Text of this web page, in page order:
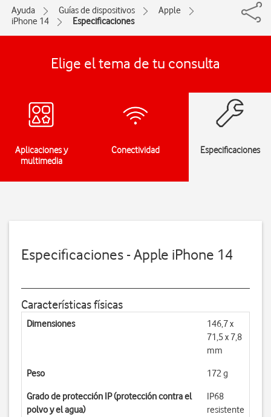
Ayuda Guías de dispositivos
Apple
iPhone 14
Especificaciones
Elige el tema de tu consulta
Aplicaciones y
multimedia
Conectividad Especificaciones
Especificaciones - Apple iPhone 14
Características físicas
Dimensiones
146,7 x
71,5 x 7,8
mm
Peso 172 g
Grado de protección IP (protección contra el
polvo y el agua)
IP68
resistente